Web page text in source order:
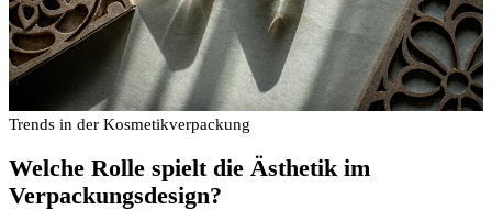
Trends in der Kosmetikverpackung
Welche Rolle spielt die Ästhetik im
Verpackungsdesign?